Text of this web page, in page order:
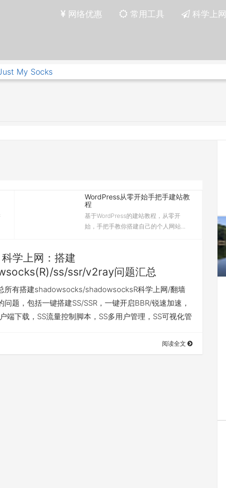
网络优惠 常用工具 科学上网
My Socks
WordPress从零开始手把手建站教
程
基于WordPress的建站教程，从零开
始，手把手教你搭建自己的个人网站...
科学上网：搭建
ss/ssr/v2ray问题汇总
所有搭建shadowsocks/shadowsocksR科学上网/翻墙
问题，包括一键搭建SS/SSR，一键开启BBR/锐速加速，
端下载，SS流量控制脚本，SS多用户管理，SS可视化管
阅读全文